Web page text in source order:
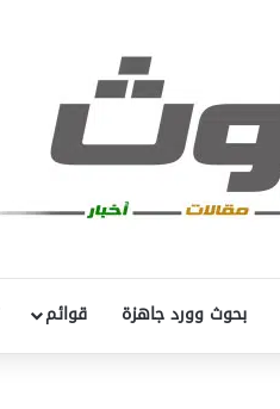
بحوث وورد جاهزة قوائم